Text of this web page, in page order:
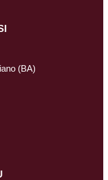
(BA)